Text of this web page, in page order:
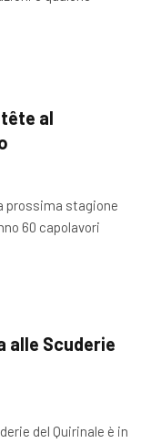
al
prossima stagione
60 capolavori
alle Scuderie
del Quirinale è in